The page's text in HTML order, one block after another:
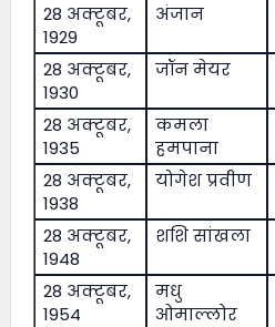
28 अक्टूबर,
1929
अंजान
28 अक्टूबर,
1930
जॉन मेयर
28 अक्टूबर,
1935
कमला
हमपाना
28 अक्टूबर,
1938
योगेश प्रवीण
28 अक्टूबर,
1948
शशि सांखला
28 अक्टूबर,
1954
मधु
ओमाल्लोर